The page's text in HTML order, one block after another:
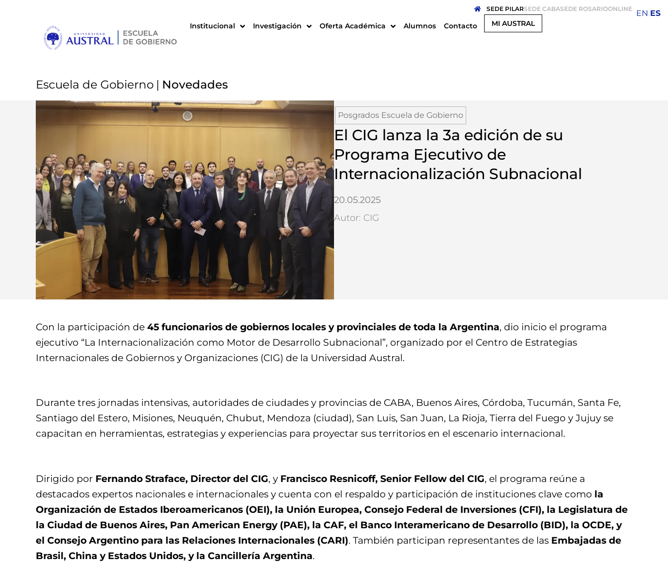
SEDE PILARSEDE CABASEDE ROSARIOONLINE
Institucional Investigación Oferta Académica Alumnos Contacto MI AUSTRAL
Escuela de Gobierno | Novedades
Posgrados Escuela de Gobierno
El CIG lanza la 3a edición de su
Programa Ejecutivo de
Internacionalización Subnacional
20.05.2025
Autor: CIG
Con la participación de 45 funcionarios de gobiernos locales y provinciales de toda la Argentina, dio inicio el programa
ejecutivo “La Internacionalización como Motor de Desarrollo Subnacional”, organizado por el Centro de Estrategias
Internacionales de Gobiernos y Organizaciones (CIG) de la Universidad Austral.
Durante tres jornadas intensivas, autoridades de ciudades y provincias de CABA, Buenos Aires, Córdoba, Tucumán, Santa Fe,
Santiago del Estero, Misiones, Neuquén, Chubut, Mendoza (ciudad), San Luis, San Juan, La Rioja, Tierra del Fuego y Jujuy se
capacitan en herramientas, estrategias y experiencias para proyectar sus territorios en el escenario internacional.
Dirigido por Fernando Straface, Director del CIG, y Francisco Resnicoff, Senior Fellow del CIG, el programa reúne a
destacados expertos nacionales e internacionales y cuenta con el respaldo y participación de instituciones clave como la
Organización de Estados Iberoamericanos (OEI), la Unión Europea, Consejo Federal de Inversiones (CFI), la Legislatura de
la Ciudad de Buenos Aires, Pan American Energy (PAE), la CAF, el Banco Interamericano de Desarrollo (BID), la OCDE, y
el Consejo Argentino para las Relaciones Internacionales (CARI). También participan representantes de las Embajadas de
Brasil, China y Estados Unidos, y la Cancillería Argentina.
EN ES